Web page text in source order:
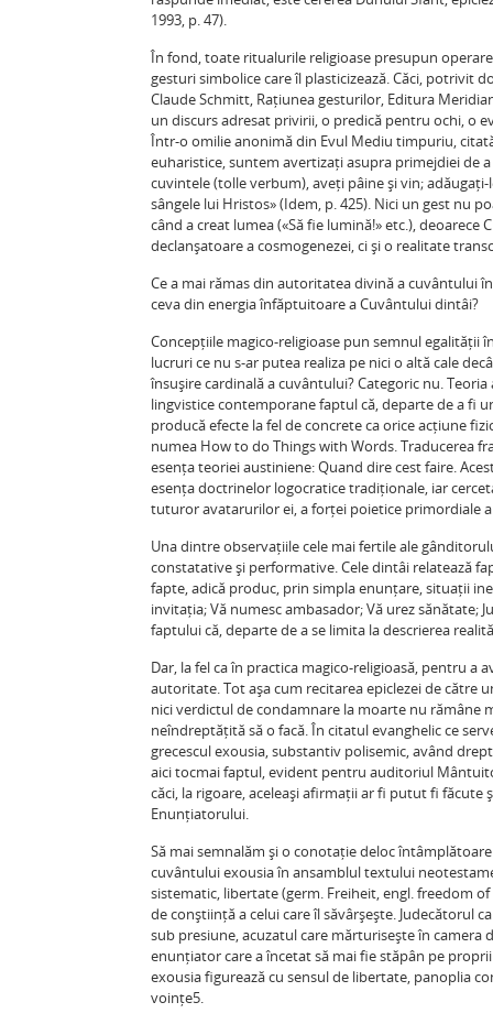
1993, p. 47).
În fond, toate ritualurile religioase presupun
gesturi simbolice care îl plasticizează. Căci, potrivit
Claude Schmitt, Rațiunea gesturilor, Editura
un discurs adresat privirii, o predică pentru ochi, o
Într-o omilie anonimă din Evul Mediu timpuriu,
euharistice, suntem avertizați asupra primejdiei de
cuvintele (tolle verbum), aveți pâine și vin;
sângele lui Hristos» (Idem, p. 425). Nici un gest nu
când a creat lumea («Să fie lumină!» etc.),
declanșatoare a cosmogenezei, ci și o realitate
Ce a mai rămas din autoritatea divină a cuvântului
ceva din energia înfăptuitoare a Cuvântului dintâi?
Concepțiile magico-religioase pun semnul egalității
lucruri ce nu s-ar putea realiza pe nici o altă cale
însușire cardinală a cuvântului? Categoric nu.
lingvistice contemporane faptul că, departe de a fi
producă efecte la fel de concrete ca orice acțiune
numea How to do Things with Words. Traducerea
esența teoriei austiniene: Quand dire cest faire.
esența doctrinelor logocratice tradiționale, iar
tuturor avatarurilor ei, a forței poietice primordiale
Una dintre observațiile cele mai fertile ale
constatative și performative. Cele dintâi relatează
fapte, adică produc, prin simpla enunțare, situații
invitația; Vă numesc ambasador; Vă urez sănătate;
faptului că, departe de a se limita la descrierea
Dar, la fel ca în practica magico-religioasă, pentru
autoritate. Tot așa cum recitarea epiclezei de
nici verdictul de condamnare la moarte nu
neîndreptățită să o facă. În citatul evanghelic ce
grecescul exousia, substantiv polisemic, având
aici tocmai faptul, evident pentru auditoriul
căci, la rigoare, aceleași afirmații ar fi putut fi
Enunțiatorului.
Să mai semnalăm și o conotație deloc
cuvântului exousia în ansamblul textului
sistematic, libertate (germ. Freiheit, engl. freedom
de conștiință a celui care îl săvârșește. Judecătorul
sub presiune, acuzatul care mărturisește în
enunțiator care a încetat să mai fie stăpân pe
exousia figurează cu sensul de libertate, panoplia
voințe5.